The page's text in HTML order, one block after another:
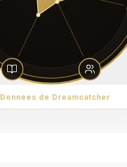
Données de Dreamcatcher